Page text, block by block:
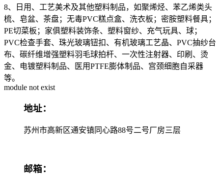
8、日用、工艺美术及其他塑料制品，如聚烯烃、苯乙烯类头
梳、皂盆、茶盘；无毒PVC糕点盒、洗衣板；密胺塑料餐具；
PE切菜板；家俱塑料装饰条、塑料窗纱、充气玩具、球；
PVC检查手套、珠光玻璃钮扣、有机玻璃工艺晶、PVC抽纱台
布、碳纤维增强塑料羽毛球拍杆、一次性注射器、印刷、烫
金、电镀塑料制品、医用PTFE膨体制品、宫颈细胞自采器
等。
module not exist
地址：
苏州市高新区通安镇同心路88号二号厂房三层
邮箱：